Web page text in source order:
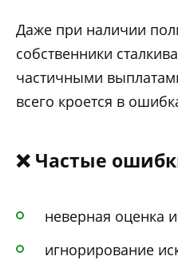
Даже при наличии
собственники
частичными
всего кроется в
❌ Частые
неверная оценка
игнорирование